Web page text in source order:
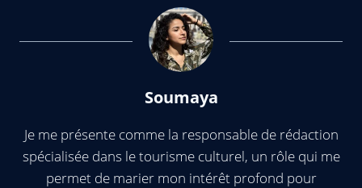
Soumaya
Je me présente comme la responsable de rédaction
spécialisée dans le tourisme culturel, un rôle qui me
permet de marier mon intérêt profond pour